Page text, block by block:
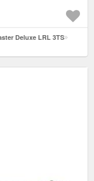
Deluxe LRL 3TS